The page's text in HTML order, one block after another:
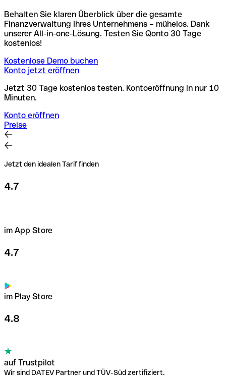
Behalten Sie klaren Überblick über die gesamte
Finanzverwaltung Ihres Unternehmens – mühelos. Dank
unserer All-in-one-Lösung. Testen Sie Qonto 30 Tage
kostenlos!
Kostenlose Demo buchen
Konto jetzt eröffnen
Jetzt 30 Tage kostenlos testen. Kontoeröffnung in nur 10
Minuten.
Konto eröffnen
Preise
Jetzt den idealen Tarif finden
4.7
im App Store
4.7
im Play Store
4.8
auf Trustpilot
Wir sind DATEV Partner und TÜV-Süd zertifiziert.